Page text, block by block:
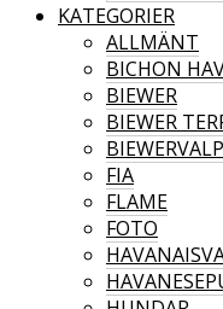
KATEGORIER
ALLMÄNT
BICHON
BIEWER
BIEWER
BIEWERVALP
FIA
FLAME
FOTO